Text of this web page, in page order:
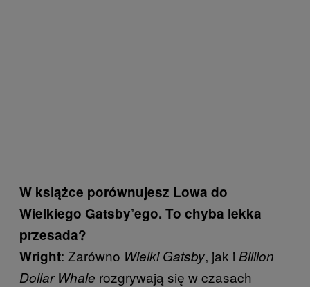
W książce porównujesz Lowa do
Wielkiego Gatsby’ego. To chyba lekka
przesada?
Wright: Zarówno Wielki Gatsby, jak i Billion
Dollar Whale rozgrywają się w czasach